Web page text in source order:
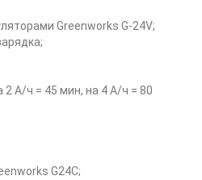
Greenworks G-24V;
2 А/ч = 45 мин, на 4 А/ч = 80
G24C;